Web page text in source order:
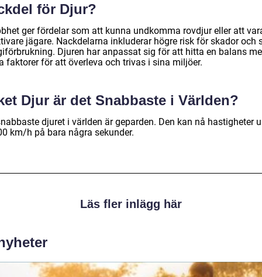
för Djur?
ger fördelar som att kunna undkomma rovdjur eller att
jägare. Nackdelarna inkluderar högre risk för skador och
Djuren har anpassat sig för att hitta en balans
faktorer för att överleva och trivas i sina miljöer.
Djur är det Snabbaste i Världen?
djuret i världen är geparden. Den kan nå hastigheter
km/h på bara några sekunder.
Läs fler inlägg här